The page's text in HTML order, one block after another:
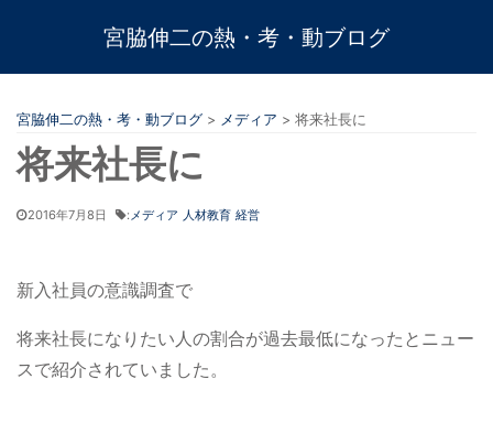
宮脇伸二の熱・考・動ブログ
宮脇伸二の熱・考・動ブログ > メディア > 将来社長に
将来社長に
2016年7月8日 :メディア 人材教育 経営
新入社員の意識調査で
将来社長になりたい人の割合が過去最低になったとニュー
スで紹介されていました。